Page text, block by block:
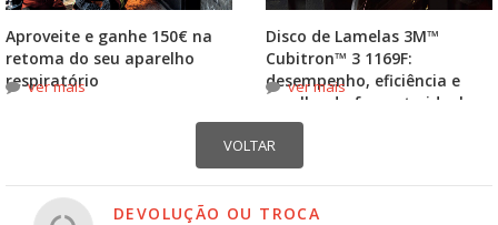
Aproveite e ganhe 150€ na
retoma do seu aparelho
respiratório
ver mais
Disco de Lamelas 3M™
Cubitron™ 3 1169F:
desempenho, eficiência e
escolha do formato ideal
ver mais
DEVOLUÇÃO OU TROCA